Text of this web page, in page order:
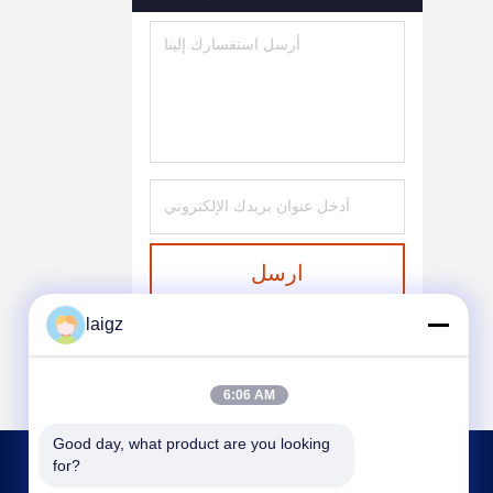
ارسل
laigz
6:06 AM
Good day, what product are you looking
for?